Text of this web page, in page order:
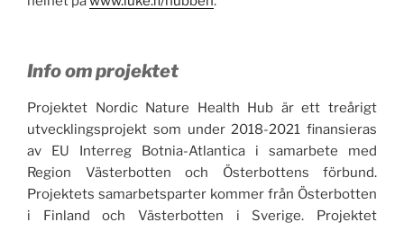
Info om projektet
Projektet Nordic Nature Health Hub är ett treårigt
utvecklingsprojekt som under 2018-2021 finansieras
av EU Interreg Botnia-Atlantica i samarbete med
Region Västerbotten och Österbottens förbund.
Projektets samarbetsparter kommer från Österbotten
i Finland och Västerbotten i Sverige. Projektet